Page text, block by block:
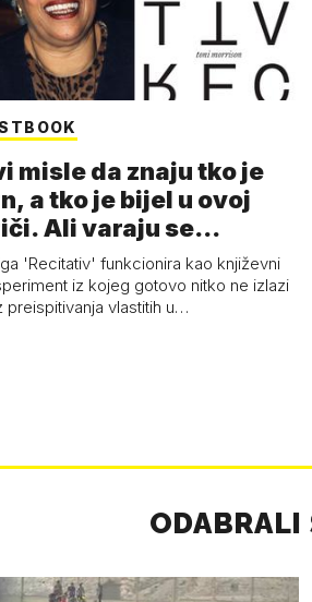
misle da znaju tko je
a tko je bijel u ovoj
Ali varaju se...
'Recitativ' funkcionira kao književni
iz kojeg gotovo nitko ne izlazi
preispitivanja vlastitih u…